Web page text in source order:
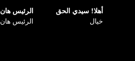
أهلا! سيدي الحق
خيال
الرئيس هان
الرئيس هان